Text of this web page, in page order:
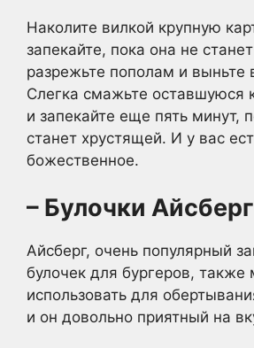
Наколите вилкой крупную
запекайте, пока она не
разрежьте пополам и выньте
Слегка смажьте оставшуюся
и запекайте еще пять минут,
станет хрустящей. И у вас
божественное.
– Булочки Айсберг
Айсберг, очень популярный
булочек для бургеров,
использовать для
и он довольно приятный на